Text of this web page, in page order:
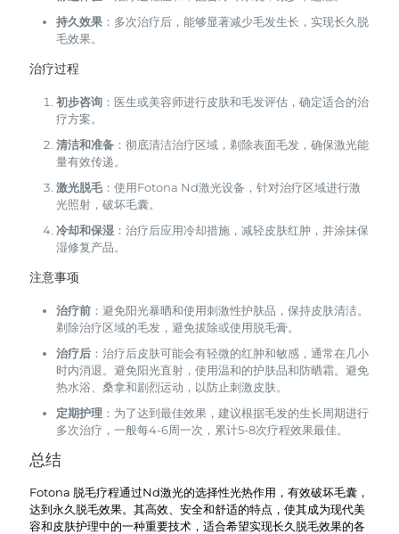
持久效果 ：多次治疗后，能够显著减少毛发生长，实现长久脱
毛效果。
治疗过程
初步咨询 ：医生或美容师进行皮肤和毛发评估，确定适合的治
疗方案。
清洁和准备 ：彻底清洁治疗区域，剃除表面毛发，确保激光能
量有效传递。
激光脱毛：使用Fotona Nd激光设备，针对治疗区域进行激
光照射，破坏毛囊。
冷却和保湿 ：治疗后应用冷却措施，减轻皮肤红肿，并涂抹保
湿修复产品。
注意事项
治疗前 ：避免阳光暴晒和使用刺激性护肤品，保持皮肤清洁。
剃除治疗区域的毛发，避免拔除或使用脱毛膏。
治疗后 ：治疗后皮肤可能会有轻微的红肿和敏感，通常在几小
时内消退。避免阳光直射，使用温和的护肤品和防晒霜。避免
热水浴、桑拿和剧烈运动，以防止刺激皮肤。
定期护理 ：为了达到最佳效果，建议根据毛发的生长周期进行
多次治疗，一般每4-6周一次，累计5-8次疗程效果最佳。
总结
Fotona 脱毛疗程通过Nd激光的选择性光热作用，有效破坏毛囊，
达到永久脱毛效果。其高效、安全和舒适的特点，使其成为现代美
容和皮肤护理中的一种重要技术，适合希望实现长久脱毛效果的各